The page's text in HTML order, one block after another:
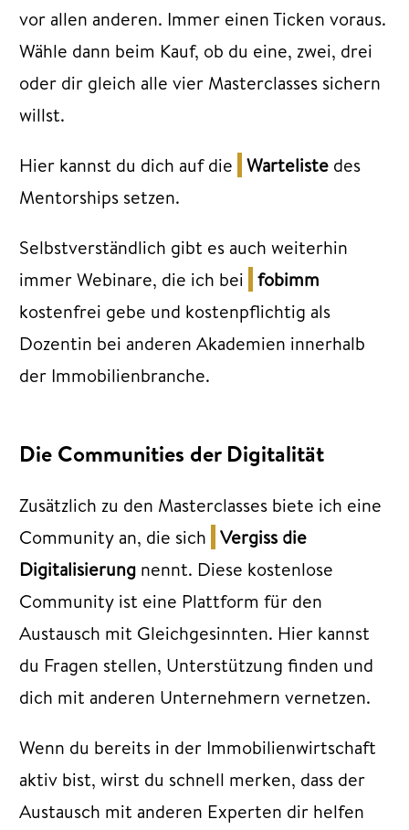
vor allen anderen. Immer einen Ticken voraus.
Wähle dann beim Kauf, ob du eine, zwei, drei
oder dir gleich alle vier Masterclasses sichern
willst.
Hier kannst du dich auf die Warteliste des
Mentorships setzen.
Selbstverständlich gibt es auch weiterhin
immer Webinare, die ich bei fobimm
kostenfrei gebe und kostenpflichtig als
Dozentin bei anderen Akademien innerhalb
der Immobilienbranche.
Die Communities der Digitalität
Zusätzlich zu den Masterclasses biete ich eine
Community an, die sich Vergiss die
Digitalisierung nennt. Diese kostenlose
Community ist eine Plattform für den
Austausch mit Gleichgesinnten. Hier kannst
du Fragen stellen, Unterstützung finden und
dich mit anderen Unternehmern vernetzen.
Wenn du bereits in der Immobilienwirtschaft
aktiv bist, wirst du schnell merken, dass der
Austausch mit anderen Experten dir helfen